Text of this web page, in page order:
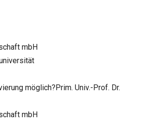
mbH
möglich?Prim. Univ.-Prof. Dr.
mbH